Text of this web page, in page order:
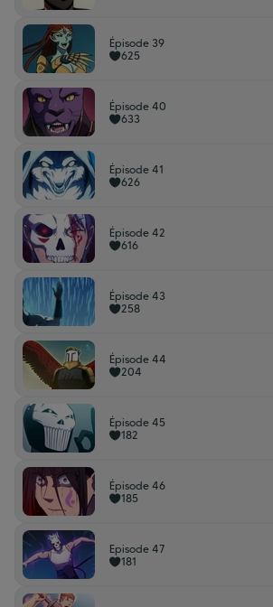
Épisode 39
625
Épisode 40
633
Épisode 41
626
Épisode 42
616
Épisode 43
258
Épisode 44
204
Épisode 45
182
Épisode 46
185
Episode 47
181